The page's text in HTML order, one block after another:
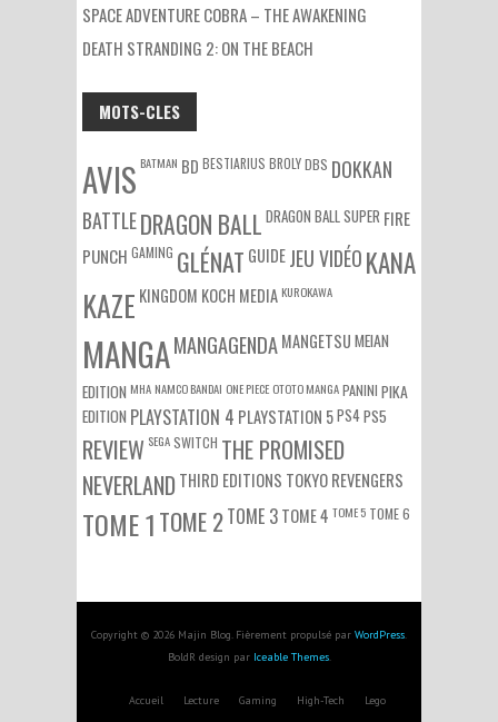
SPACE ADVENTURE COBRA – THE AWAKENING
DEATH STRANDING 2: ON THE BEACH
MOTS-CLES
AVIS BATMAN BD BESTIARIUS BROLYDBS DOKKAN
BATTLEDRAGON BALL DRAGON BALL SUPER FIRE
PUNCH GAMING GLÉNAT GUIDEJEU VIDÉOKANA
KAZE KINGDOM KOCH MEDIA KUROKAWA
MANGAMANGAGENDAMANGETSUMEIAN
EDITION MHA NAMCO BANDAI ONE PIECE OTOTO MANGAPANINI PIKA
EDITION PLAYSTATION 4 PLAYSTATION 5PS4PS5
REVIEW SEGASWITCH THE PROMISED
NEVERLAND THIRD EDITIONS TOKYO REVENGERS
TOME 1TOME 2TOME 3TOME 4 TOME 5 TOME 6
Copyright © 2026 Majin Blog. Fièrement propulsé par WordPress.
BoldR design par Iceable Themes.
Accueil Lecture Gaming High-Tech Lego